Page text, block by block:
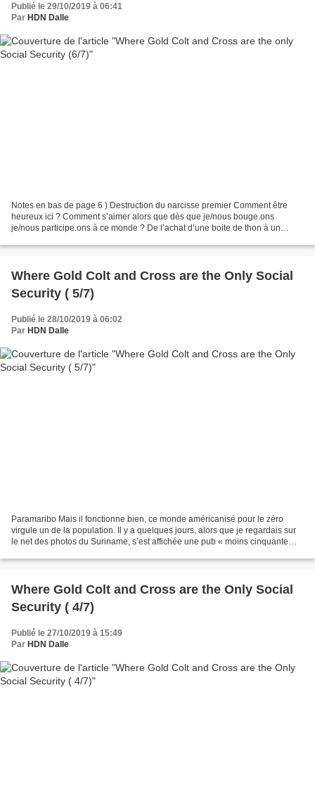
Publié le 29/10/2019 à 06:41
Par HDN Dalle
Notes en bas de page 6 ) Destruction du narcisse premier Comment être
heureux ici ? Comment s’aimer alors que dès que je/nous bouge.ons
je/nous participe.ons à ce monde ? De l’achat d’une boite de thon à un
Where Gold Colt and Cross are the Only Social
Security ( 5/7)
Publié le 28/10/2019 à 06:02
Par HDN Dalle
Paramaribo Mais il fonctionne bien, ce monde américanisé pour le zéro
virgule un de la population. Il y a quelques jours, alors que je regardais sur
le net des photos du Suriname, s’est affichée une pub « moins cinquante
Where Gold Colt and Cross are the Only Social
Security ( 4/7)
Publié le 27/10/2019 à 15:49
Par HDN Dalle